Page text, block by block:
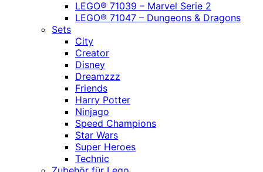
LEGO® 71039 – Marvel Serie 2
LEGO® 71047 – Dungeons & Dragons
Sets
City
Creator
Disney
Dreamzzz
Friends
Harry Potter
Ninjago
Speed Champions
Star Wars
Super Heroes
Technic